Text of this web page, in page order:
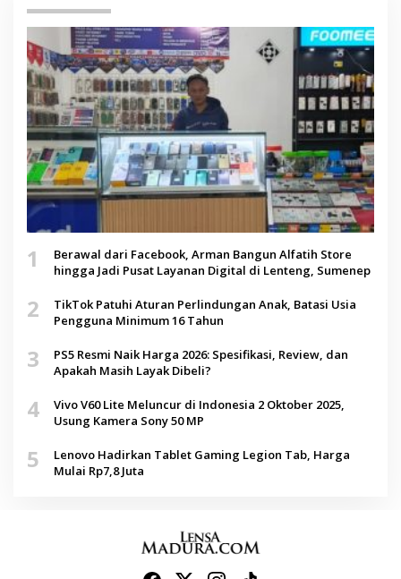
1
Berawal dari Facebook, Arman Bangun Alfatih Store
hingga Jadi Pusat Layanan Digital di Lenteng, Sumenep
2
TikTok Patuhi Aturan Perlindungan Anak, Batasi Usia
Pengguna Minimum 16 Tahun
3
PS5 Resmi Naik Harga 2026: Spesifikasi, Review, dan
Apakah Masih Layak Dibeli?
4
Vivo V60 Lite Meluncur di Indonesia 2 Oktober 2025,
Usung Kamera Sony 50 MP
5
Lenovo Hadirkan Tablet Gaming Legion Tab, Harga
Mulai Rp7,8 Juta